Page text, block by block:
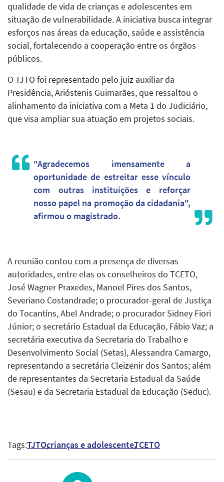
qualidade de vida de crianças e adolescentes em
situação de vulnerabilidade. A iniciativa busca integrar
esforços nas áreas da educação, saúde e assistência
social, fortalecendo a cooperação entre os órgãos
públicos.
O TJTO foi representado pelo juiz auxiliar da
Presidência, Arióstenis Guimarães, que ressaltou o
alinhamento da iniciativa com a Meta 1 do Judiciário,
que visa ampliar sua atuação em projetos sociais.
"Agradecemos imensamente a
oportunidade de estreitar esse vínculo
com outras instituições e reforçar
nosso papel na promoção da cidadania",
afirmou o magistrado.
A reunião contou com a presença de diversas
autoridades, entre elas os conselheiros do TCETO,
José Wagner Praxedes, Manoel Pires dos Santos,
Severiano Costandrade; o procurador-geral de Justiça
do Tocantins, Abel Andrade; o procurador Sidney Fiori
Júnior; o secretário Estadual da Educação, Fábio Vaz; a
secretária executiva da Secretaria do Trabalho e
Desenvolvimento Social (Setas), Alessandra Camargo,
representando a secretária Cleizenir dos Santos; além
de representantes da Secretaria Estadual da Saúde
(Sesau) e da Secretaria Estadual da Educação (Seduc).
Tags:TJTOcrianças e adolescenteTCETO